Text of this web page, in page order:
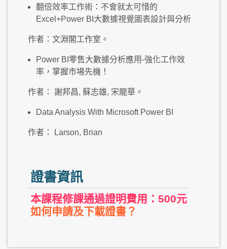
翻倍效率工作術：不會就太可惜的
Excel+Power BI大數據視覺圖表設計與分析
作者：文淵閣工作室。
Power BI零售大數據分析應用-強化工作效
率，掌握市場先機！
作者： 謝邦昌, 蘇志雄, 宋龍華。
Data Analysis With Microsoft Power BI
作者： Larson, Brian
證書資訊
本課程修課通過證明費用：500元
如何申請及下載證書？